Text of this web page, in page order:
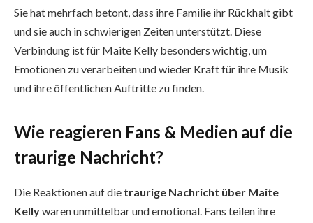
Sie hat mehrfach betont, dass ihre Familie ihr Rückhalt gibt
und sie auch in schwierigen Zeiten unterstützt. Diese
Verbindung ist für Maite Kelly besonders wichtig, um
Emotionen zu verarbeiten und wieder Kraft für ihre Musik
und ihre öffentlichen Auftritte zu finden.
Wie reagieren Fans & Medien auf die
traurige Nachricht?
Die Reaktionen auf die traurige Nachricht über Maite
Kellywaren unmittelbar und emotional. Fans teilen ihre